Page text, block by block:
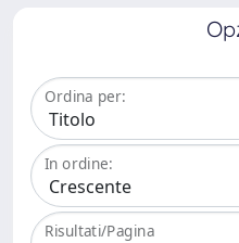
Ordina per:
In ordine:
Risultati/Pagina